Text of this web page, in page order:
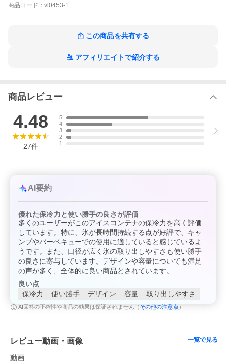
商品 コード： vl0453-1
この商品を共有する
アフィリエイトで紹介する
商品レビュー
4.48
27件
5
4
3
2
1
AI要約
優れた保冷力と使い勝手の良さが評価
多くのユーザーがこのアイスコンテナの保冷力を高く評価
しています。特に、氷が長時間持続する点が好評で、キャ
ンプやバーベキューでの使用に適していると感じているよ
うです。また、口径が広く氷の取り出しやすさも使い勝手
の良さに寄与しています。デザインや容量についても満足
の声が多く、全体的に良い商品とされています。
良い点
保冷力
使い勝手 デザイン 容量 取り出しやすさ
AI回答の正確性や商品の効果は保証されません（ その他の注意点 ）
レビュー動画・画像 一覧で見る
動画